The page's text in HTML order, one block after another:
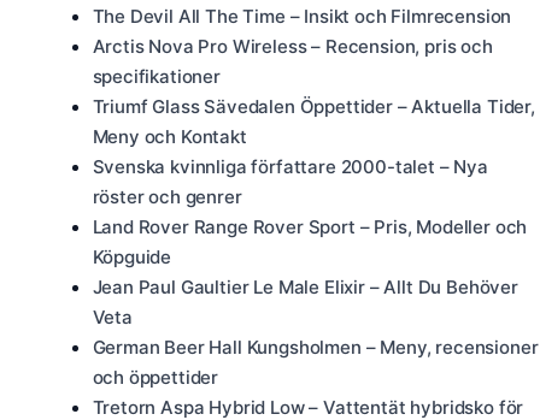
The Devil All The Time – Insikt och Filmrecension
Arctis Nova Pro Wireless – Recension, pris och
specifikationer
Triumf Glass Sävedalen Öppettider – Aktuella Tider,
Meny och Kontakt
Svenska kvinnliga författare 2000-talet – Nya
röster och genrer
Land Rover Range Rover Sport – Pris, Modeller och
Köpguide
Jean Paul Gaultier Le Male Elixir – Allt Du Behöver
Veta
German Beer Hall Kungsholmen – Meny, recensioner
och öppettider
Tretorn Aspa Hybrid Low – Vattentät hybridsko för